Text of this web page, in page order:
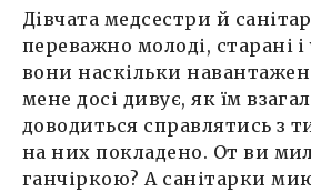
Дівчата медсестри й
переважно молоді, старані
вони наскільки
мене досі дивує, як їм
доводиться справлятись з
на них покладено. От ви
ганчіркою? А санітарки